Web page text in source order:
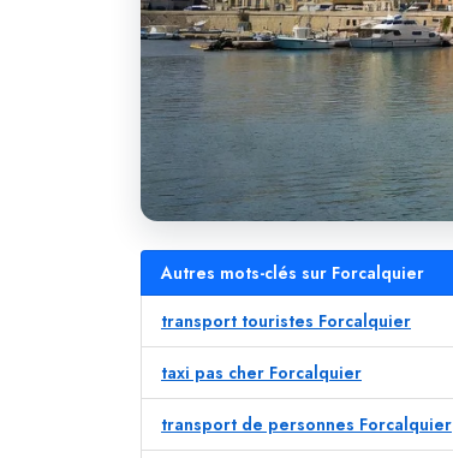
Autres mots-clés sur Forcalquier
transport touristes Forcalquier
taxi pas cher Forcalquier
transport de personnes Forcalquier